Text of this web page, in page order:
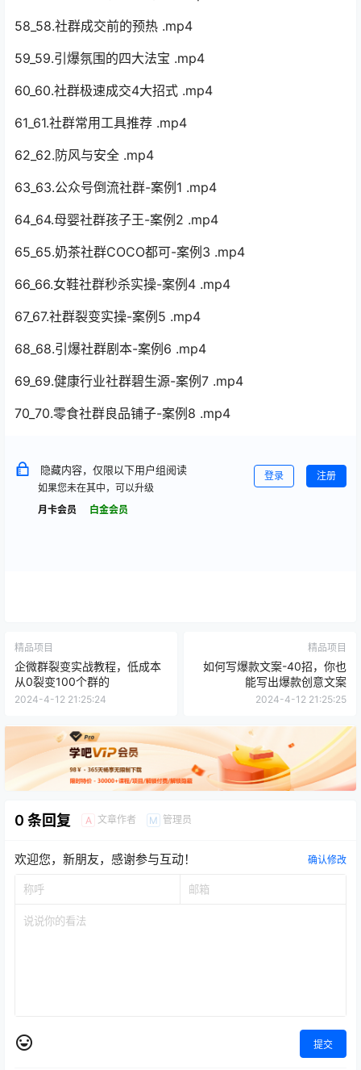
58_58.社群成交前的预热 .mp4
59_59.引爆氛围的四大法宝 .mp4
60_60.社群极速成交4大招式 .mp4
61_61.社群常用工具推荐 .mp4
62_62.防风与安全 .mp4
63_63.公众号倒流社群-案例1 .mp4
64_64.母婴社群孩子王-案例2 .mp4
65_65.奶茶社群COCO都可-案例3 .mp4
66_66.女鞋社群秒杀实操-案例4 .mp4
67_67.社群裂变实操-案例5 .mp4
68_68.引爆社群剧本-案例6 .mp4
69_69.健康行业社群碧生源-案例7 .mp4
70_70.零食社群良品铺子-案例8 .mp4
隐藏内容，仅限以下用户组阅读
如果您未在其中，可以升级
月卡会员
白金会员
登录 注册
精品项目
企微群裂变实战教程，低成本
从0裂变100个群的
2024-4-12 21:25:24
精品项目
如何写爆款文案-40招，你也
能写出爆款创意文案
2024-4-12 21:25:25
0 条回复 A 文章作者 M 管理员
欢迎您，新朋友，感谢参与互动！ 确认修改
提交